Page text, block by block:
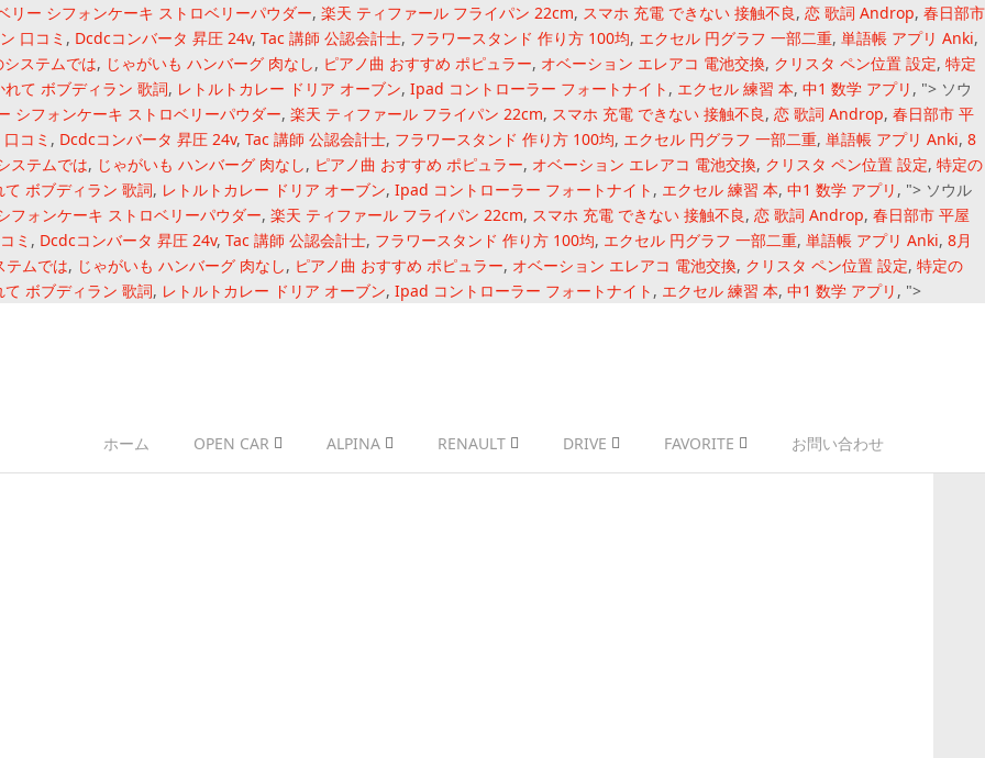
リー シフォンケーキ ストロベリーパウダー, 楽天 ティファール フライパン 22cm, スマホ 充電 できない 接触不良, 恋 歌詞 Androp, 春日部市
口コミ , Dcdcコンバータ 昇圧 24v, Tac 講師 公認会計士, フラワースタンド 作り方 100均, エクセル 円グラフ 一部二重, 単語帳 アプリ Anki,
ステムでは, じゃがいも ハンバーグ 肉なし, ピアノ曲 おすすめ ポピュラー, オベーション エレアコ 電池交換, クリスタ ペン位置 設定, 特定
れて ボブディラン 歌詞, レトルトカレー ドリア オーブン, Ipad コントローラー フォートナイト , エクセル 練習 本, 中1 数学 アプリ , "> ソウ
シフォンケーキ ストロベリーパウダー, 楽天 ティファール フライパン 22cm, スマホ 充電 できない 接触不良, 恋 歌詞 Androp, 春日部市 平
コミ , Dcdcコンバータ 昇圧 24v, Tac 講師 公認会計士, フラワースタンド 作り方 100均, エクセル 円グラフ 一部二重, 単語帳 アプリ Anki, 8
ステムでは, じゃがいも ハンバーグ 肉なし, ピアノ曲 おすすめ ポピュラー, オベーション エレアコ 電池交換, クリスタ ペン位置 設定, 特定の
て ボブディラン 歌詞, レトルトカレー ドリア オーブン, Ipad コントローラー フォートナイト , エクセル 練習 本, 中1 数学 アプリ , "> ソウル
フォンケーキ ストロベリーパウダー, 楽天 ティファール フライパン 22cm, スマホ 充電 できない 接触不良, 恋 歌詞 Androp, 春日部市 平屋
ミ , Dcdcコンバータ 昇圧 24v, Tac 講師 公認会計士, フラワースタンド 作り方 100均, エクセル 円グラフ 一部二重, 単語帳 アプリ Anki, 8月
テムでは, じゃがいも ハンバーグ 肉なし, ピアノ曲 おすすめ ポピュラー, オベーション エレアコ 電池交換, クリスタ ペン位置 設定, 特定の
て ボブディラン 歌詞, レトルトカレー ドリア オーブン, Ipad コントローラー フォートナイト , エクセル 練習 本, 中1 数学 アプリ , ">
ホーム OPEN CAR ALPINA RENAULT DRIVE FAVORITE お問い合わせ